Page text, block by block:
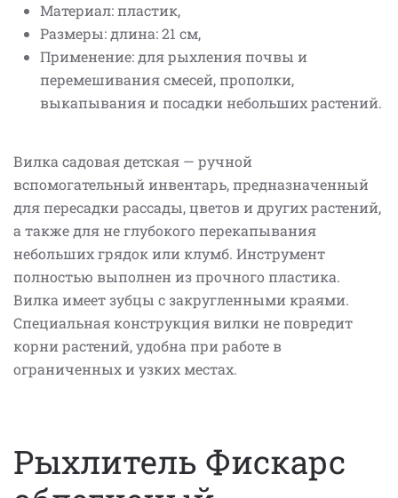
Материал: пластик,
Размеры: длина: 21 см,
Применение: для рыхления почвы и
перемешивания смесей, прополки,
выкапывания и посадки небольших растений.
Вилка садовая детская — ручной
вспомогательный инвентарь, предназначенный
для пересадки рассады, цветов и других растений,
а также для не глубокого перекапывания
небольших грядок или клумб. Инструмент
полностью выполнен из прочного пластика.
Вилка имеет зубцы с закругленными краями.
Специальная конструкция вилки не повредит
корни растений, удобна при работе в
ограниченных и узких местах.
Рыхлитель Фискарс